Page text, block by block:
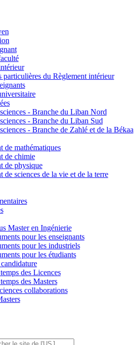
particulières du Règlement intérieur
- Branche du Liban Nord
- Branche du Liban Sud
- Branche de Zahlé et de la Békaa
de mathématiques
de chimie
de physique
de sciences de la vie et de la terre
Master en Ingénierie
pour les enseignants
pour les industriels
pour les étudiants
des Licences
des Masters
collaborations